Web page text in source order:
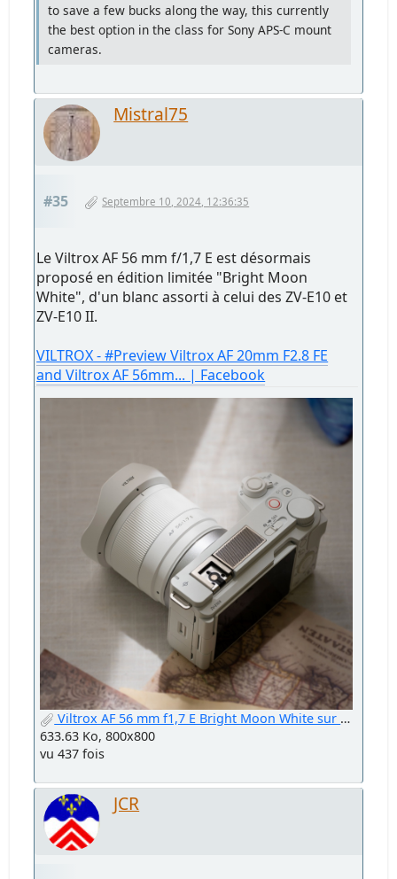
to save a few bucks along the way, this currently
the best option in the class for Sony APS-C mount
cameras.
Mistral75
#35 Septembre 10, 2024, 12:36:35
Le Viltrox AF 56 mm f/1,7 E est désormais
proposé en édition limitée "Bright Moon
White", d'un blanc assorti à celui des ZV-E10 et
ZV-E10 II.
VILTROX - #Preview Viltrox AF 20mm F2.8 FE
and Viltrox AF 56mm... | Facebook
Viltrox AF 56 mm f1,7 E Bright Moon White sur Sony ZV-E10 II.png
633.63 Ko, 800x800
vu 437 fois
JCR